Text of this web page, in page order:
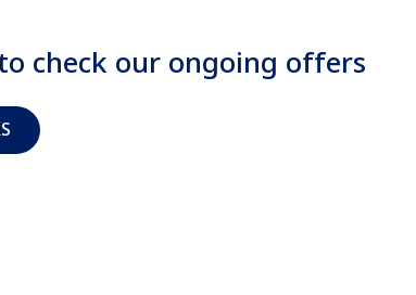
check our ongoing offers.